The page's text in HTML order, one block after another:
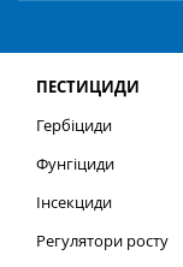
ПЕСТИЦИДИ
Гербіциди
Фунгіциди
Інсекциди
Регулятори росту